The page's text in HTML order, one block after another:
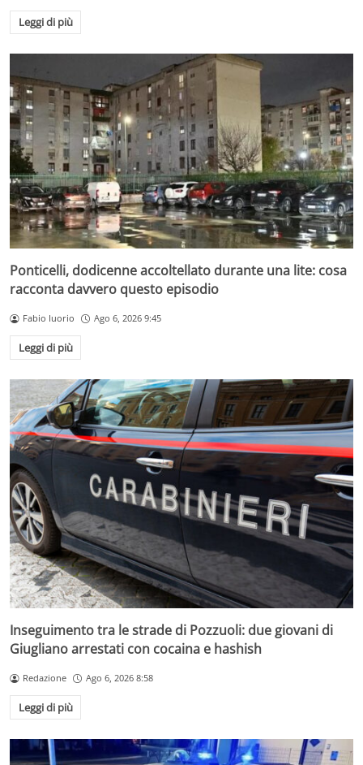
Leggi di più
Ponticelli, dodicenne accoltellato durante una lite: cosa
racconta davvero questo episodio
Fabio Iuorio Ago 6, 2026 9:45
Leggi di più
Inseguimento tra le strade di Pozzuoli: due giovani di
Giugliano arrestati con cocaina e hashish
Redazione Ago 6, 2026 8:58
Leggi di più